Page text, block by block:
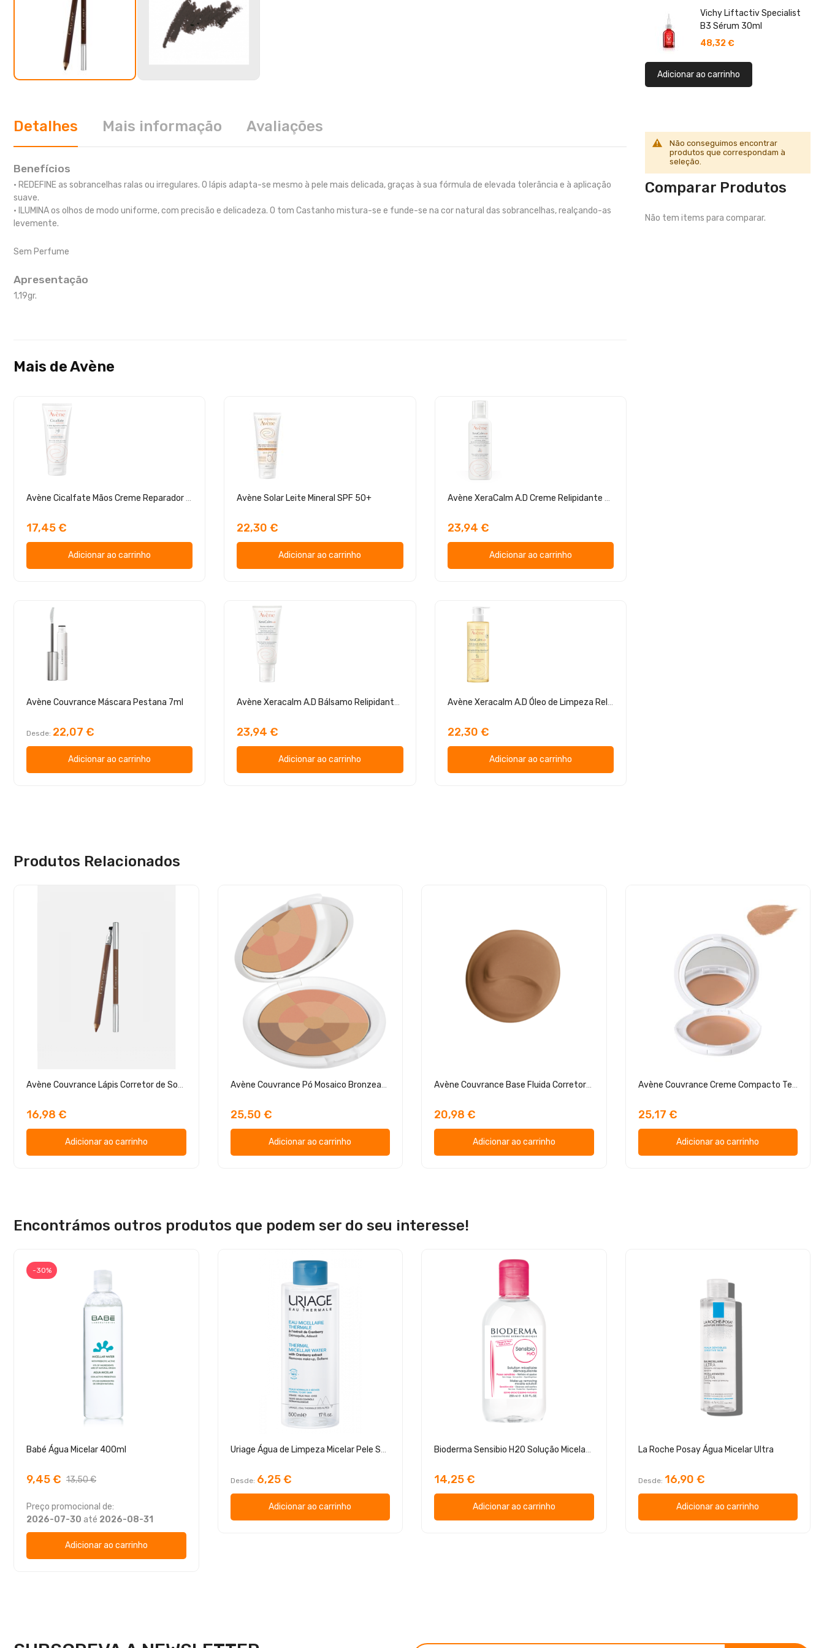
Detalhes Mais informação Avaliações
Benefícios
• REDEFINE as sobrancelhas ralas ou irregulares. O lápis adapta-se mesmo à pele mais delicada, graças à sua fórmula de elevada tolerância e à aplicação
suave.
• ILUMINA os olhos de modo uniforme, com precisão e delicadeza. O tom Castanho mistura-se e funde-se na cor natural das sobrancelhas, realçando-as
levemente.
Sem Perfume
Apresentação
1,19gr.
Mais de Avène
Avène Cicalfate Mãos Creme Reparador 100ml
17,45 €
Adicionar ao carrinho
Avène Solar Leite Mineral SPF 50+
22,30 €
Adicionar ao carrinho
Avène XeraCalm A.D Creme Relipidante 400ml
23,94 €
Adicionar ao carrinho
Avène Couvrance Máscara Pestana 7ml
Desde 22,07 €
Adicionar ao carrinho
Avène Xeracalm A.D Bálsamo Relipidante D.E.F.I. 200 ml
23,94 €
Adicionar ao carrinho
Avène Xeracalm A.D Óleo de Limpeza Relipidante
22,30 €
Adicionar ao carrinho
Vichy Liftactiv Specialist
B3 Sérum 30ml
48,32 €
Adicionar ao carrinho
Não conseguimos encontrar
produtos que correspondam à
seleção.
Comparar Produtos
Não tem items para comparar.
Produtos Relacionados
Avène Couvrance Lápis Corretor de Sobrancelhas Loiro
16,98 €
Adicionar ao carrinho
Avène Couvrance Pó Mosaico Bronzeado
25,50 €
Adicionar ao carrinho
Avène Couvrance Base Fluida Corretora 30ml
20,98 €
Adicionar ao carrinho
Avène Couvrance Creme Compacto Textura Conforto Areia
25,17 €
Adicionar ao carrinho
Encontrámos outros produtos que podem ser do seu interesse!
-30%
Babé Água Micelar 400ml
9,45 € 13,50 €
Preço promocional de:
2026-07-30 até 2026-08-31
Adicionar ao carrinho
Uriage Água de Limpeza Micelar Pele Sensível
Desde 6,25 €
Adicionar ao carrinho
Bioderma Sensibio H2O Solução Micelar 250ml
14,25 €
Adicionar ao carrinho
La Roche Posay Água Micelar Ultra
Desde 16,90 €
Adicionar ao carrinho